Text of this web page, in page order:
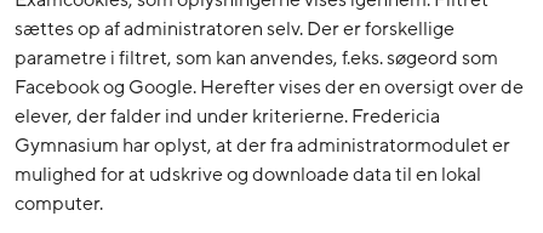
sættes op af administratoren selv. Der er forskellige
parametre i filtret, som kan anvendes, f.eks. søgeord som
Facebook og Google. Herefter vises der en oversigt over de
elever, der falder ind under kriterierne. Fredericia
Gymnasium har oplyst, at der fra administratormodulet er
mulighed for at udskrive og downloade data til en lokal
computer.